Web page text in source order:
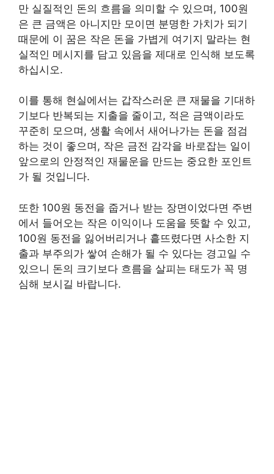
만 실질적인 돈의 흐름을 의미할 수 있으며, 100원
은 큰 금액은 아니지만 모이면 분명한 가치가 되기
때문에 이 꿈은 작은 돈을 가볍게 여기지 말라는 현
실적인 메시지를 담고 있음을 제대로 인식해 보도록
하십시오.
이를 통해 현실에서는 갑작스러운 큰 재물을 기대하
기보다 반복되는 지출을 줄이고, 적은 금액이라도
꾸준히 모으며, 생활 속에서 새어나가는 돈을 점검
하는 것이 좋으며, 작은 금전 감각을 바로잡는 일이
앞으로의 안정적인 재물운을 만드는 중요한 포인트
가 될 것입니다.
또한 100원 동전을 줍거나 받는 장면이었다면 주변
에서 들어오는 작은 이익이나 도움을 뜻할 수 있고,
100원 동전을 잃어버리거나 흩뜨렸다면 사소한 지
출과 부주의가 쌓여 손해가 될 수 있다는 경고일 수
있으니 돈의 크기보다 흐름을 살피는 태도가 꼭 명
심해 보시길 바랍니다.